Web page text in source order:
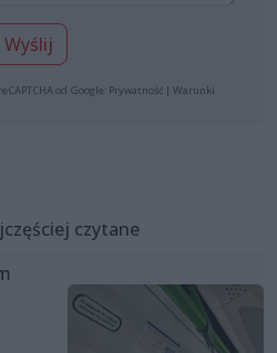
Wyślij
od Google: Prywatność | Warunki
czytane